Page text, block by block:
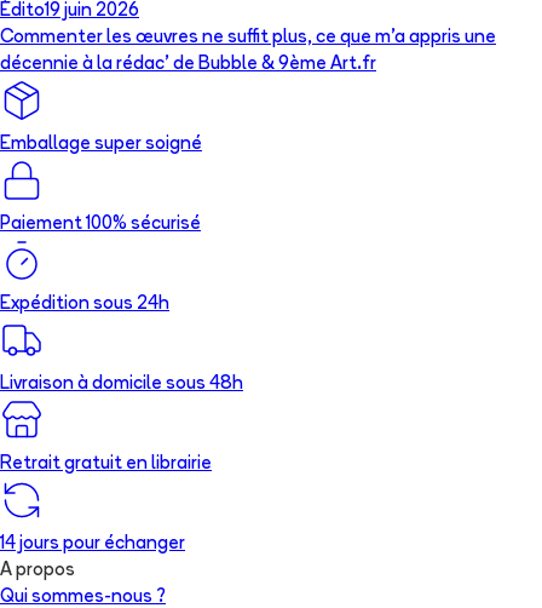
Édito19 juin 2026
Commenter les œuvres ne suffit plus, ce que m’a appris une
décennie à la rédac’ de Bubble & 9ème Art.fr
Emballage super soigné
Paiement 100% sécurisé
Expédition sous 24h
Livraison à domicile sous 48h
Retrait gratuit en librairie
14 jours pour échanger
A propos
Qui sommes-nous ?